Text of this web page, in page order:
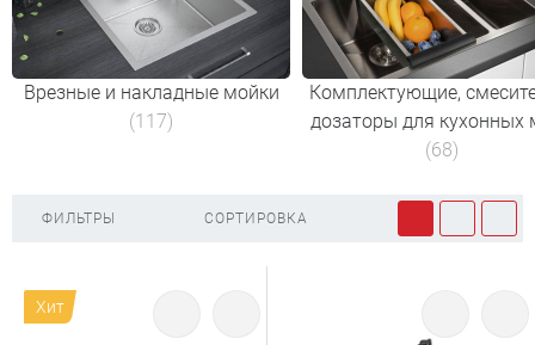
Врезные и накладные мойки
(117)
Комплектующие,
дозаторы для кухонных
(68)
ФИЛЬТРЫ СОРТИРОВКА
Хит